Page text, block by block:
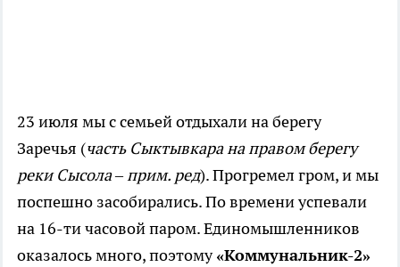
23 июля мы с семьей отдыхали на берегу
Заречья (часть Сыктывкара на правом берегу
реки Сысола – прим. ред). Прогремел гром, и мы
поспешно засобирались. По времени успевали
на 16-ти часовой паром. Единомышленников
оказалось много, поэтому«Коммунальник-2»